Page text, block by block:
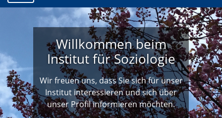
Willkommen beim
Institut für Soziologie
Wir freuen uns, dass Sie sich für unser
Institut interessieren und sich über
unser Profil informieren möchten.